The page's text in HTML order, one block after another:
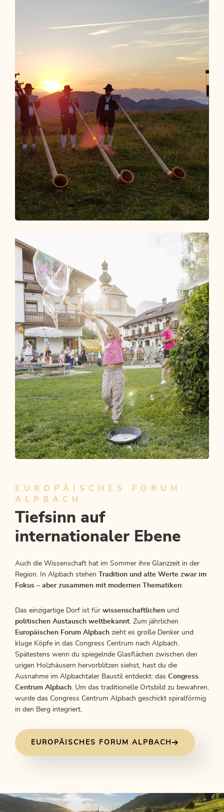
DIE HIGHLIGHTS
EUROPÄISCHES FORUM
ALPBACH
Tiefsinn auf
internationaler Ebene
Auch die Wissenschaft hat im Sommer ihre Glanzzeit in der
Region. In Alpbach stehen Tradition und alte Werte zwar im
Fokus – aber zusammen mit modernen Thematiken:
Das einzigartige Dorf ist für wissenschaftlichen und
politischen Austausch weltbekannt. Zum jährlichen
Europäischen Forum Alpbach zieht es große Denker und
kluge Köpfe in das Congress Centrum nach Alpbach.
Spätestens wenn du spiegelnde Glasflächen zwischen den
urigen Holzhäusern hervorblitzen siehst, hast du die
Ausnahme im Alpbachtaler Baustil entdeckt: das Congress
Centrum Alpbach . Um das traditionelle Ortsbild zu bewahren,
wurde das Congress Centrum Alpbach geschickt spiralförmig
in den Berg integriert.
EUROPÄISCHES FORUM ALPBACH